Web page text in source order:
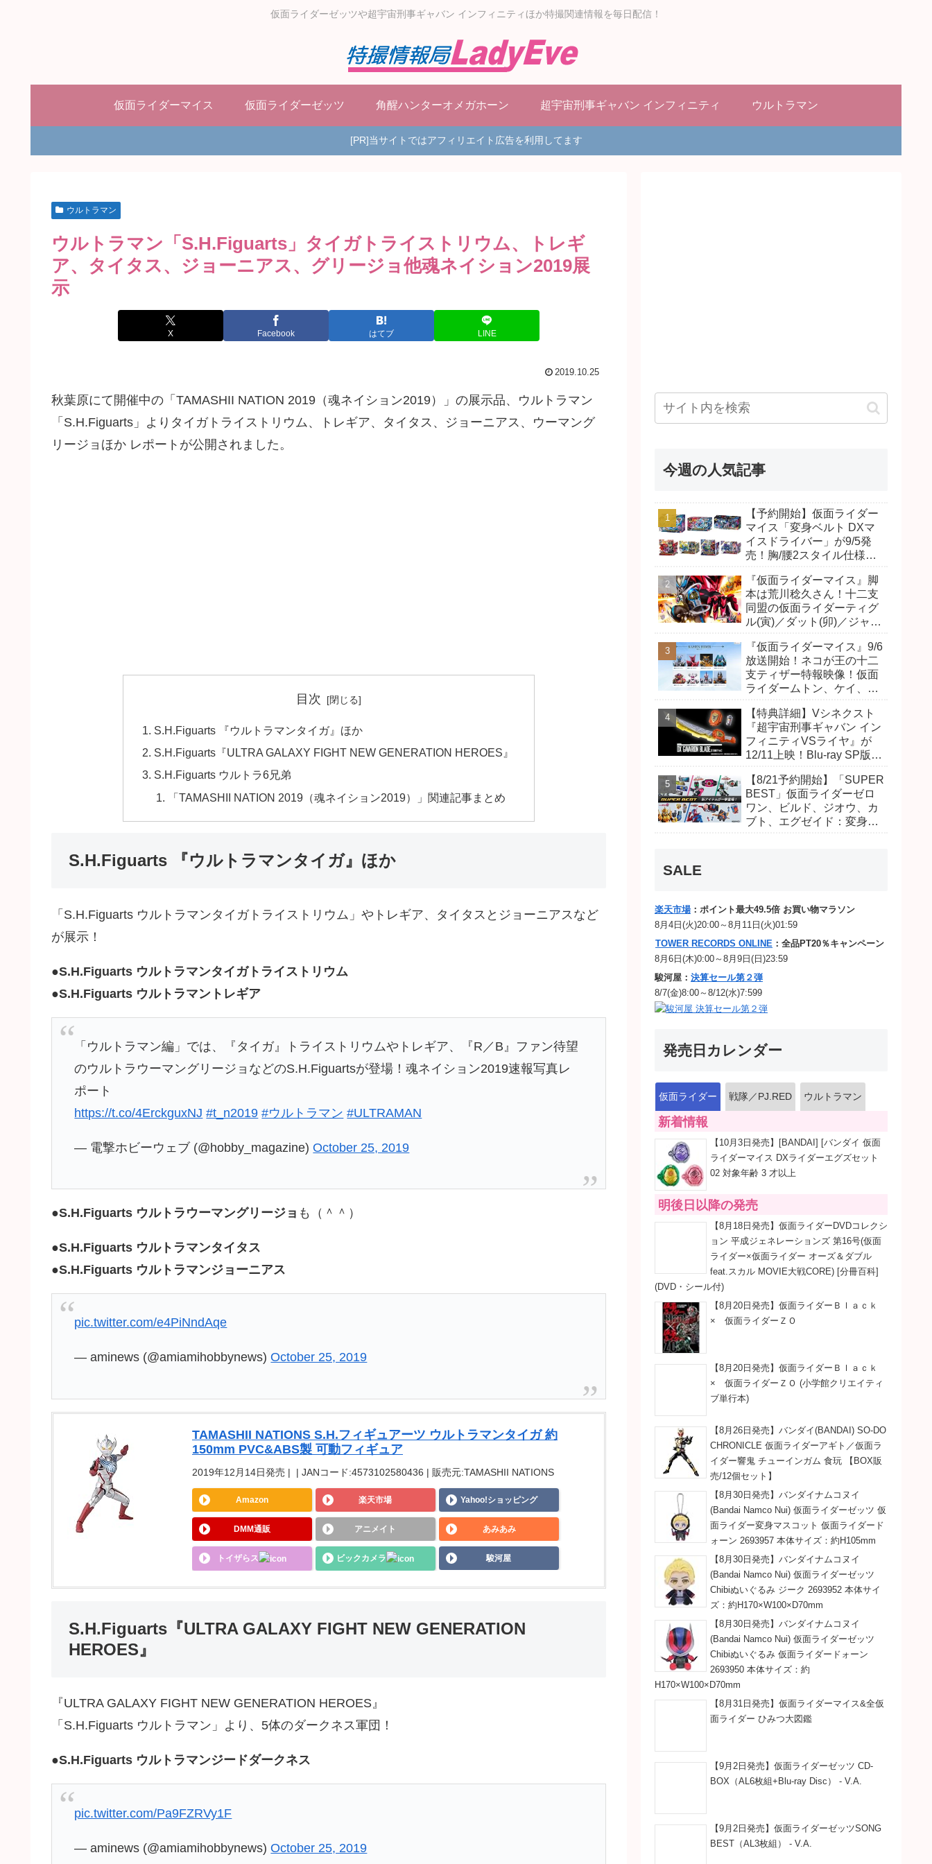
仮面ライダーゼッツや超宇宙刑事ギャバン インフィニティほか特撮関連情報を毎日配信！
仮面ライダーマイス 仮面ライダーゼッツ 角醒ハンターオメガホーン 超宇宙刑事ギャバン インフィニティ ウルトラマン
[PR]当サイトではアフィリエイト広告を利用してます
ウルトラマン
ウルトラマン「S.H.Figuarts」タイガトライストリウム、トレギ
ア、タイタス、ジョーニアス、グリージョ他魂ネイション2019展
示
X Facebook はてブ LINE
2019.10.25
秋葉原にて開催中の「TAMASHII NATION 2019（魂ネイション2019）」の展示品、ウルトラマン
「S.H.Figuarts」よりタイガトライストリウム、トレギア、タイタス、ジョーニアス、ウーマング
リージョほか レポートが公開されました。
目次
S.H.Figuarts 『ウルトラマンタイガ』ほか
S.H.Figuarts『ULTRA GALAXY FIGHT NEW GENERATION HEROES』
S.H.Figuarts ウルトラ6兄弟
「TAMASHII NATION 2019（魂ネイション2019）」関連記事まとめ
S.H.Figuarts 『ウルトラマンタイガ』ほか
「S.H.Figuarts ウルトラマンタイガトライストリウム」やトレギア、タイタスとジョーニアスなど
が展示！
●S.H.Figuarts ウルトラマンタイガトライストリウム
●S.H.Figuarts ウルトラマントレギア
「ウルトラマン編」では、『タイガ』トライストリウムやトレギア、『R／B』ファン待望
のウルトラウーマングリージョなどのS.H.Figuartsが登場！魂ネイション2019速報写真レ
ポート
https://t.co/4ErckguxNJ #t_n2019 #ウルトラマン #ULTRAMAN
— 電撃ホビーウェブ (@hobby_magazine)October 25, 2019
●S.H.Figuarts ウルトラウーマングリージョ も（＾＾）
●S.H.Figuarts ウルトラマンタイタス
●S.H.Figuarts ウルトラマンジョーニアス
pic.twitter.com/e4PiNndAqe
— aminews (@amiamihobbynews)October 25, 2019
TAMASHII NATIONS S.H.フィギュアーツ ウルトラマンタイガ 約
150mm PVC&ABS製 可動フィギュア
2019年12月14日発売 | | JANコード:4573102580436 | 販売元:TAMASHII NATIONS
Amazon 楽天市場 Yahoo!ショッピング
DMM通販 アニメイト あみあみ
トイザらス ビックカメラ 駿河屋
S.H.Figuarts『ULTRA GALAXY FIGHT NEW GENERATION
HEROES』
『ULTRA GALAXY FIGHT NEW GENERATION HEROES』
「S.H.Figuarts ウルトラマン」より、5体のダークネス軍団！
●S.H.Figuarts ウルトラマンジードダークネス
pic.twitter.com/Pa9FZRVy1F
— aminews (@amiamihobbynews)October 25, 2019
今週の人気記事
【予約開始】仮面ライダー
マイス「変身ベルト DXマ
イスドライバー」が9/5発
売！胸/腰2スタイル仕様！
ッシュ、ジャオ/バイト、ケ
イ/ショットボーンバックル
も！
『仮面ライダーマイス』脚
本は荒川稔久さん！十二支
同盟の仮面ライダーティグ
ル(寅)／ダット(卯)／ジャオ
尾達臣のキャストが発表！
トリガーのアキト金子隼也
さんも変身！
『仮面ライダーマイス』9/6
放送開始！ネコが王の十二
支ティザー特報映像！仮面
ライダームトン、ケイ、ヴ
開！ライダーは子丑寅卯辰
巳午未申酉戌亥猫猫の14
人⁉
【特典詳細】Vシネクスト
『超宇宙刑事ギャバン イン
フィニティVSライヤ』が
12/11上映！Blu-ray SP版は
(エタニティver.)」「ユカイ
ダーエモルギー」ほか豪華
特典付き！
【8/21予約開始】「SUPER
BEST」仮面ライダーゼロ
ワン、ビルド、ジオウ、カ
ブト、エグゼイド：変身ベ
SALE
楽天市場 ：ポイント最大49.5倍 お買い物マラソン
8月4日(火)20:00～8月11日(火)01:59
TOWER RECORDS ONLINE ：全品PT20％キャンペーン
8月6日(木)0:00～8月9日(日)23:59
駿河屋： 決算セール第２弾
8/7(金)8:00～8/12(水)7:599
発売日カレンダー
仮面ライダー 戦隊／PJ.RED ウルトラマン
新着情報
【10月3日発売】[BANDAI] [バンダイ 仮面
ライダーマイス DXライダーエグズセット
02 対象年齢 3 才以上
明後日以降の発売
【8月18日発売】仮面ライダーDVDコレクシ
ョン 平成ジェネレーションズ 第16号(仮面
ライダー×仮面ライダー オーズ＆ダブル
feat.スカル MOVIE大戦CORE) [分冊百科]
(DVD・シール付)
【8月20日発売】仮面ライダーＢｌａｃｋ
× 仮面ライダーＺＯ
【8月20日発売】仮面ライダーＢｌａｃｋ
× 仮面ライダーＺＯ (小学館クリエイティ
ブ単行本)
【8月26日発売】バンダイ(BANDAI) SO-DO
CHRONICLE 仮面ライダーアギト／仮面ラ
イダー響鬼 チューインガム 食玩 【BOX販
売/12個セット】
【8月30日発売】バンダイナムコヌイ
(Bandai Namco Nui) 仮面ライダーゼッツ 仮
面ライダー変身マスコット 仮面ライダード
ォーン 2693957 本体サイズ：約H105mm
【8月30日発売】バンダイナムコヌイ
(Bandai Namco Nui) 仮面ライダーゼッツ
Chibiぬいぐるみ ジーク 2693952 本体サイ
ズ：約H170×W100×D70mm
【8月30日発売】バンダイナムコヌイ
(Bandai Namco Nui) 仮面ライダーゼッツ
Chibiぬいぐるみ 仮面ライダードォーン
2693950 本体サイズ：約
H170×W100×D70mm
【8月31日発売】仮面ライダーマイス&全仮
面ライダー ひみつ大図鑑
【9月2日発売】仮面ライダーゼッツ CD-
BOX（AL6枚組+Blu-ray Disc） - V.A.
【9月2日発売】仮面ライダーゼッツSONG
BEST（AL3枚組） - V.A.